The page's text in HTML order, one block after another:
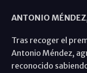
ANTONIO
Tras recoger el
Antonio Méndez,
reconocido